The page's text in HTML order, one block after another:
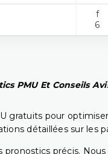
f
6
PMU Et Conseils
gratuits pour
détaillées sur
pronostics précis.